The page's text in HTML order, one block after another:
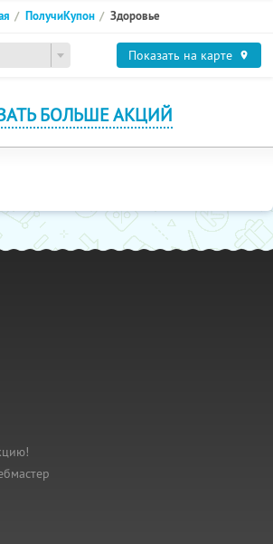
ПолучиКупон Здоровье
Показать на карте
БОЛЬШЕ АКЦИЙ